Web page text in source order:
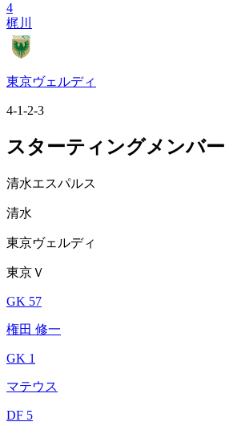
4
梶川
東京ヴェルディ
4-1-2-3
スターティングメンバー
清水エスパルス
清水
東京ヴェルディ
東京Ｖ
GK 57
権田 修一
GK 1
マテウス
DF 5